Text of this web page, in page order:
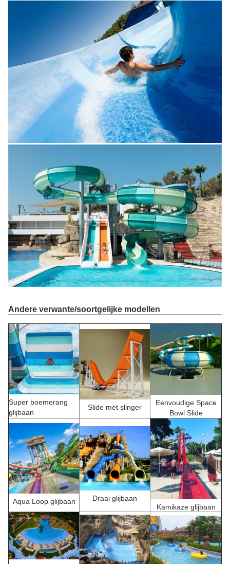
Andere verwante/soortgelijke modellen
Super boemerang
glijbaan
Slide met slinger
Eenvoudige Space
Bowl Slide
Aqua Loop glijbaan
Draai glijbaan
Kamikaze glijbaan